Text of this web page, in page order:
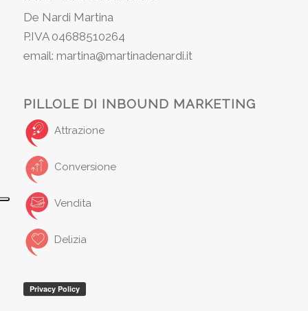
De Nardi Martina
P.IVA 04688510264
email: martina@martinadenardi.it
PILLOLE DI INBOUND MARKETING
Attrazione
Conversione
Vendita
Delizia